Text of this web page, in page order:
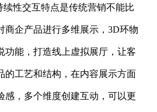
性交互特点是传统营销不能比
商企产品进行多维展示，3D环物
功能，打造线上虚拟展厅，让客
的工艺和结构，在内容展示方面
感，多个维度创建互动，可以更